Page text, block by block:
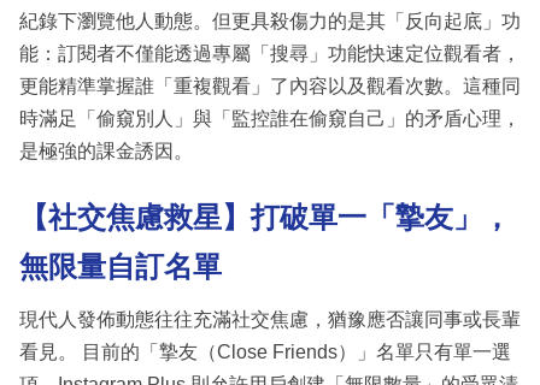
紀錄下瀏覽他人動態。但更具殺傷力的是其「反向起底」功
能：訂閱者不僅能透過專屬「搜尋」功能快速定位觀看者，
更能精準掌握誰「重複觀看」了內容以及觀看次數。這種同
時滿足「偷窺別人」與「監控誰在偷窺自己」的矛盾心理，
是極強的課金誘因。
【社交焦慮救星】打破單一「摯友」，
無限量自訂名單
現代人發佈動態往往充滿社交焦慮，猶豫應否讓同事或長輩
看見。 目前的「摯友（Close Friends）」名單只有單一選